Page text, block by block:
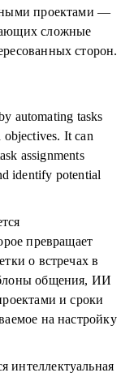
проектами —
сложные
сторон.
automating tasks
objectives. It can
assignments
identify potential
превращает
о встречах в
общения, ИИ
и сроки
на настройку